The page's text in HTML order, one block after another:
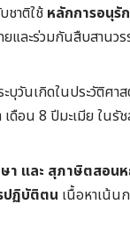
ชาติใช้ หลักการอนุรั
ทยและร่วมกันสืบสา
ะบุวันเกิดในประวัติศา
ดือน 8 ปีมะเมีย ในรั
า และ สุภาษิตสอน
ปฏิบัติตน เนื้อหาเน้น